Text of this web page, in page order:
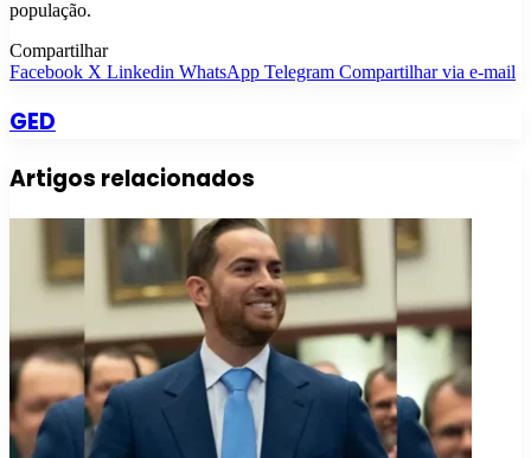
população.
Compartilhar
Facebook X Linkedin WhatsApp Telegram Compartilhar via e-mail
GED
Artigos relacionados